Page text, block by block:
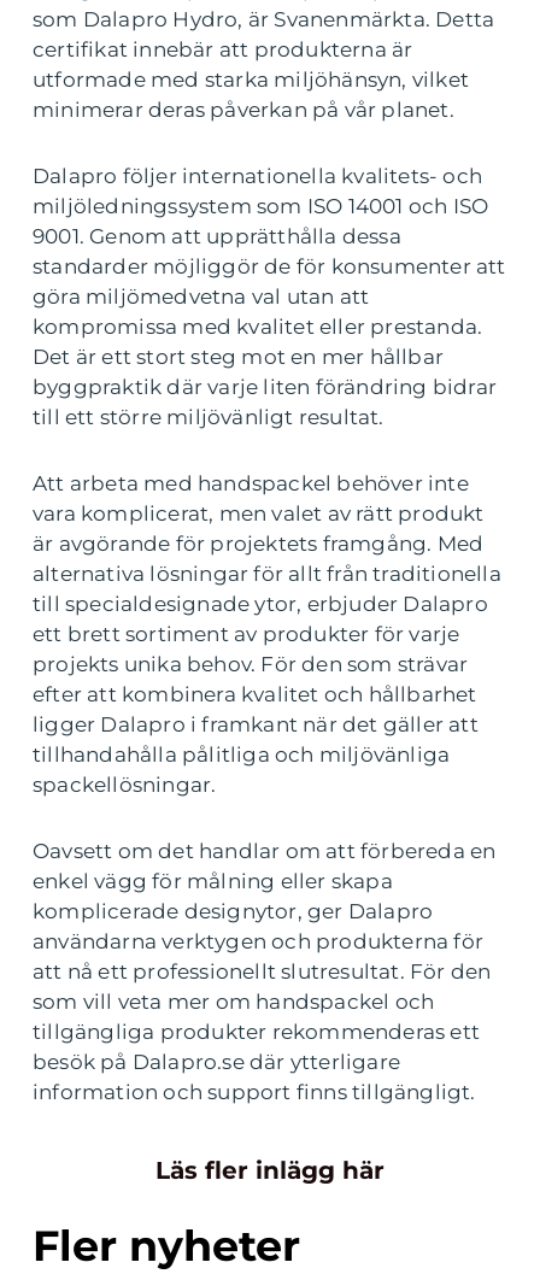
som Dalapro Hydro, är Svanenmärkta. Detta
certifikat innebär att produkterna är
utformade med starka miljöhänsyn, vilket
minimerar deras påverkan på vår planet.
Dalapro följer internationella kvalitets- och
miljöledningssystem som ISO 14001 och ISO
9001. Genom att upprätthålla dessa
standarder möjliggör de för konsumenter att
göra miljömedvetna val utan att
kompromissa med kvalitet eller prestanda.
Det är ett stort steg mot en mer hållbar
byggpraktik där varje liten förändring bidrar
till ett större miljövänligt resultat.
Att arbeta med handspackel behöver inte
vara komplicerat, men valet av rätt produkt
är avgörande för projektets framgång. Med
alternativa lösningar för allt från traditionella
till specialdesignade ytor, erbjuder Dalapro
ett brett sortiment av produkter för varje
projekts unika behov. För den som strävar
efter att kombinera kvalitet och hållbarhet
ligger Dalapro i framkant när det gäller att
tillhandahålla pålitliga och miljövänliga
spackellösningar.
Oavsett om det handlar om att förbereda en
enkel vägg för målning eller skapa
komplicerade designytor, ger Dalapro
användarna verktygen och produkterna för
att nå ett professionellt slutresultat. För den
som vill veta mer om handspackel och
tillgängliga produkter rekommenderas ett
besök på Dalapro.se där ytterligare
information och support finns tillgängligt.
Läs fler inlägg här
Fler nyheter